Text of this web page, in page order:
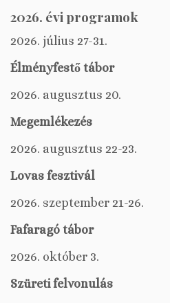
2026. évi programok
2026. július 27-31.
Élményfestő tábor
2026. augusztus 20.
Megemlékezés
2026. augusztus 22-23.
Lovas fesztivál
2026. szeptember 21-26.
Fafaragó tábor
2026. október 3.
Szüreti felvonulás